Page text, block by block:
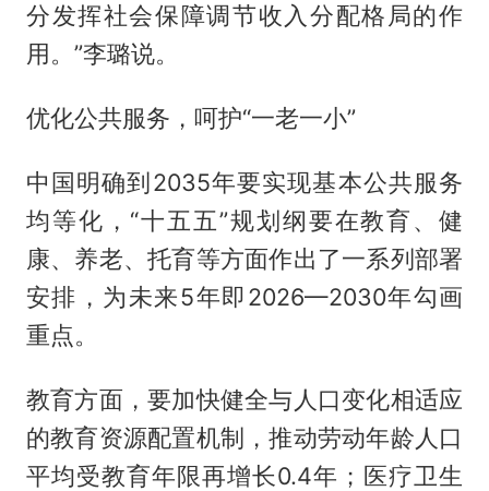
分发挥社会保障调节收入分配格局的作
用。”李璐说。
优化公共服务，呵护“一老一小”
中国明确到2035年要实现基本公共服务
均等化，“十五五”规划纲要在教育、健
康、养老、托育等方面作出了一系列部署
安排，为未来5年即2026—2030年勾画
重点。
教育方面，要加快健全与人口变化相适应
的教育资源配置机制，推动劳动年龄人口
平均受教育年限再增长0.4年；医疗卫生